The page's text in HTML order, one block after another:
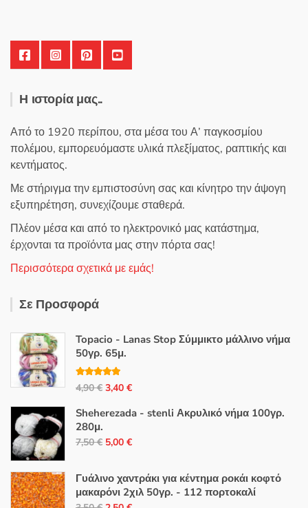
Η ιστορία μας..
Από το 1920 περίπου, στα μέσα του Α’ παγκοσμίου
πολέμου, εμπορευόμαστε υλικά πλεξίματος, ραπτικής και
κεντήματος.
Με στήριγμα την εμπιστοσύνη σας και κίνητρο την άψογη
εξυπηρέτηση, συνεχίζουμε σταθερά.
Πλέον μέσα και από το ηλεκτρονικό μας κατάστημα,
έρχονται τα προϊόντα μας στην πόρτα σας!
Περισσότερα σχετικά με εμάς!
Σε Προσφορά
Topacio - Lanas Stop Σύμμικτο μάλλινο νήμα
50γρ. 65μ.
Βαθμολογή
θηκε με 5.00
4,90€ Original
was:
4,90 €.
3,40 €Η
τιμή
είναι:
Sheherezada - stenli Ακρυλικό νήμα 100γρ.
280μ.
7,50€ Original
was:
7,50 €.
5,00 €Η
τιμή
είναι:
Γυάλινο χαντράκι για κέντημα ροκάι κοφτό
μακαρόνι 2χιλ 50γρ. - 112 πορτοκαλί